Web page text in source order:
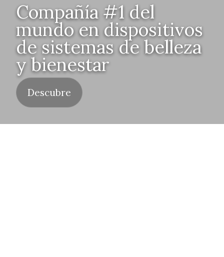
Compañía #1 del
mundo en dispositivos
de sistemas de belleza
y bienestar
Descubre